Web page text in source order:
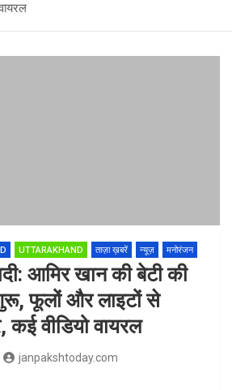
UTTARAKHAND ताज़ा ख़बरें न्यूज़ मनोरंजन
आमिर खान की बेटी की
फूलों और लाइटों से
कई वीडियो वायरल
janpakshtoday.com